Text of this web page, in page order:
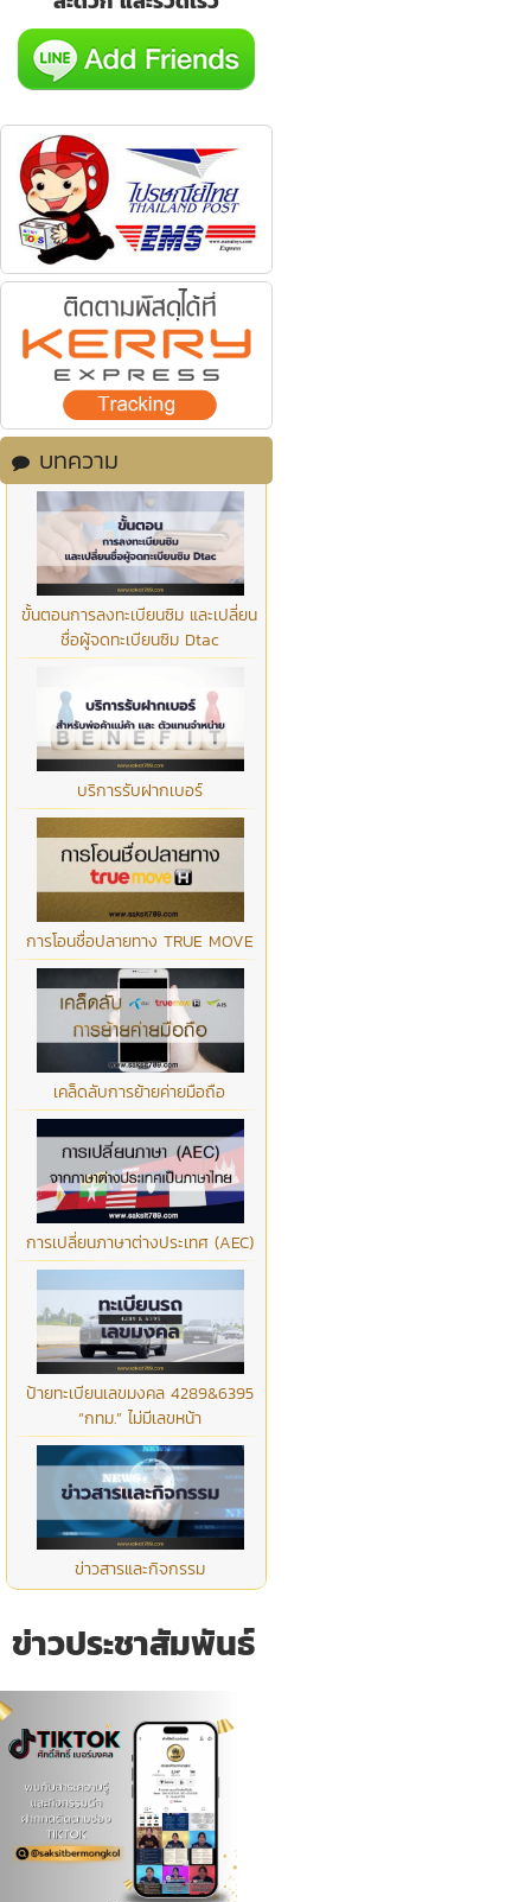
บทความ
ขั้นตอนการลงทะเบียนซิม และเปลี่ยน
ชื่อผู้จดทะเบียนซิม Dtac
บริการรับฝากเบอร์
การโอนชื่อปลายทาง TRUE MOVE
เคล็ดลับการย้ายค่ายมือถือ
การเปลี่ยนภาษาต่างประเทศ (AEC)
ป้ายทะเบียนเลขมงคล 4289&6395
“กทม.” ไม่มีเลขหน้า
ข่าวสารและกิจกรรม
ข่าวประชาสัมพันธ์